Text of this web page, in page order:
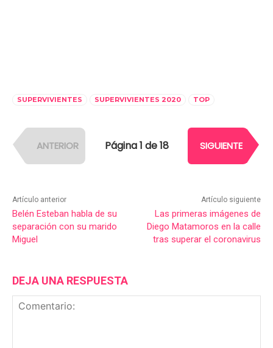
SUPERVIVIENTES SUPERVIVIENTES 2020 TOP
ANTERIOR Página 1 de 18 SIGUIENTE
Artículo anterior
Belén Esteban habla de su
separación con su marido
Miguel
Artículo siguiente
Las primeras imágenes de
Diego Matamoros en la calle
tras superar el coronavirus
DEJA UNA RESPUESTA